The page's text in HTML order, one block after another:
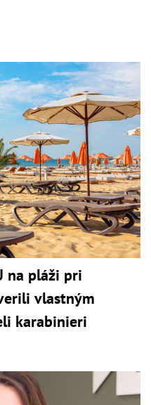
na pláži pri
vlastným
karabinieri